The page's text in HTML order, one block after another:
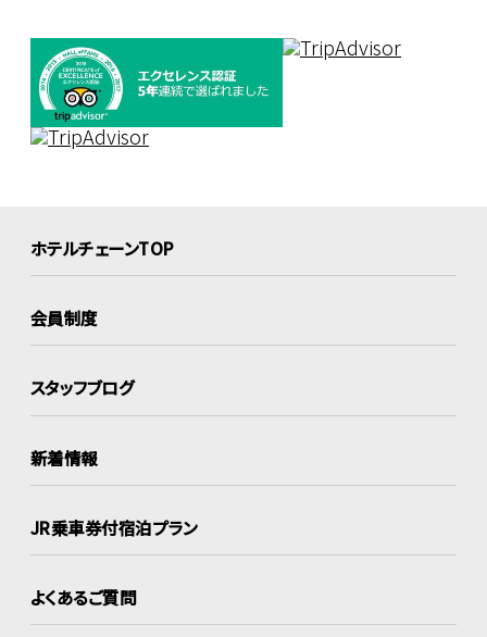
ホテルチェーンTOP
会員制度
スタッフブログ
新着情報
JR乗車券付宿泊プラン
よくあるご質問